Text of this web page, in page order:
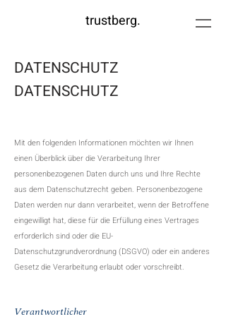
trustberg.
DATENSCHUTZ
DATENSCHUTZ
Mit den folgenden Informationen möchten wir Ihnen
einen Überblick über die Verarbeitung Ihrer
personenbezogenen Daten durch uns und Ihre Rechte
aus dem Datenschutzrecht geben. Personenbezogene
Daten werden nur dann verarbeitet, wenn der Betroffene
eingewilligt hat, diese für die Erfüllung eines Vertrages
erforderlich sind oder die EU-
Datenschutzgrundverordnung (DSGVO) oder ein anderes
Gesetz die Verarbeitung erlaubt oder vorschreibt.
Verantwortlicher